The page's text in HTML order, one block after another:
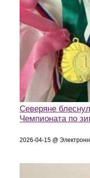
Северяне
Чемпионата по
2026-04-15 @